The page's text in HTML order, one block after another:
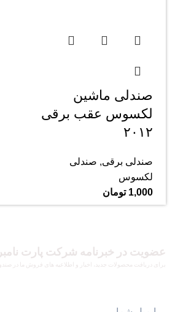
صندلی ماشین
لکسوس عقب برقی
۲۰۱۲
صندلی برقی, صندلی
لکسوس
1,000 تومان
عضویت در خبرنامه شرکت پارت نامبر
برای دریافت محصولات جدید، اخبار و اطلاعیه های فروش ما در